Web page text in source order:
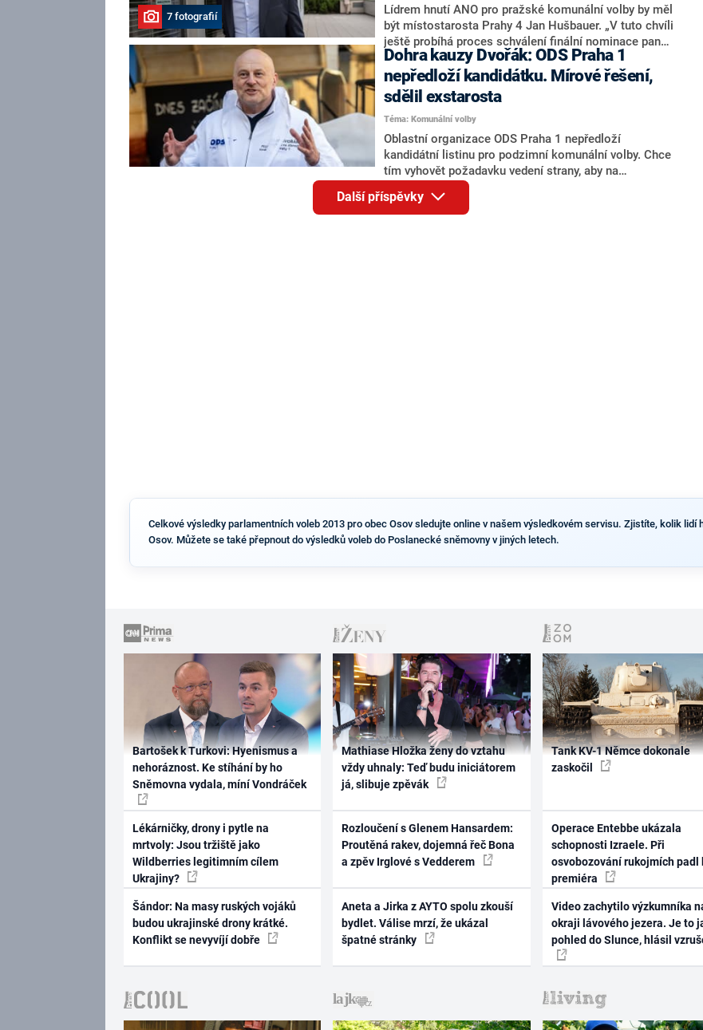
7 fotografií
Lídrem hnutí ANO pro pražské komunální volby by měl
být místostarosta Prahy 4 Jan Hušbauer. „V tuto chvíli
ještě probíhá proces schválení finální nominace pana
Jana Hušbauera Výborem hnutí ANO,“ uvedl pro
redakci místopředseda pražského ANO Martin
Benkovič. O Hušbauerovi se spekulovalo jako o
náhradníkovi v čele pražské kandidátky poté, co
rezignoval po sérii nejasností v majetkových
přiznáních a pořizování bytů Ondřej Prokop. Zároveň
ale stále není jasné, kdo bude za ANO kandidovat ve
dvou ze tří pražských obvodů do horní komory
parlamentu. ANO má v Praze dlouhodobě horší
výsledky než ve zbytku republiky.
Dohra kauzy Dvořák: ODS Praha 1
nepředloží kandidátku. Mírové řešení,
sdělil exstarosta
Téma: Komunální volby
Oblastní organizace ODS Praha 1 nepředloží
kandidátní listinu pro podzimní komunální volby. Chce
tím vyhovět požadavku vedení strany, aby na
kandidátce nebyl bývalý městský radní a exstarosta
Prahy 1 Filip Dvořák. Členové ODS Praha 1 dostali
povolení kandidovat za jiné subjekty. Rozhodla o tom
Další příspěvky
Celkové výsledky parlamentních voleb 2013 pro obec Osov sledujte online v našem výsledkovém servisu. Zjistíte, kolik
Osov. Můžete se také přepnout do výsledků voleb do Poslanecké sněmovny v jiných letech.
Bartošek k Turkovi: Hyenismus a
nehoráznost. Ke stíhání by ho
Sněmovna vydala, míní Vondráček
Lékárničky, drony i pytle na
mrtvoly: Jsou tržiště jako
Wildberries legitimním cílem
Ukrajiny?
Šándor: Na masy ruských vojáků
budou ukrajinské drony krátké.
Konflikt se nevyvíjí dobře
Mathiase Hložka ženy do vztahu
vždy uhnaly: Teď budu iniciátorem
já, slibuje zpěvák
Rozloučení s Glenem Hansardem:
Proutěná rakev, dojemná řeč Bona
a zpěv Irglové s Vedderem
Aneta a Jirka z AYTO spolu zkouší
bydlet. Válise mrzí, že ukázal
špatné stránky
Tank KV-1 Němce dokonale
zaskočil
Operace Entebbe ukázala
schopnosti Izraele. Při
osvobozování rukojmích padl
premiéra
Video zachytilo výzkumníka
okraji lávového jezera. Je to
pohled do Slunce, hlásil